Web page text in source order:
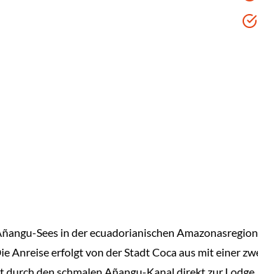
Sees in der ecuadorianischen
Anreise erfolgt von der Stadt Coca aus mit einer